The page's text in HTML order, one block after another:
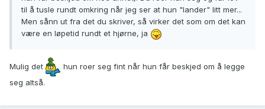
til å tusle rundt omkring når jeg ser at hun "lander" litt mer...
Men sånn ut fra det du skriver, så virker det som om det kan
være en løpetid rundt et hjørne, ja
Mulig det
hun roer seg fint når hun får beskjed om å legge
seg altså.